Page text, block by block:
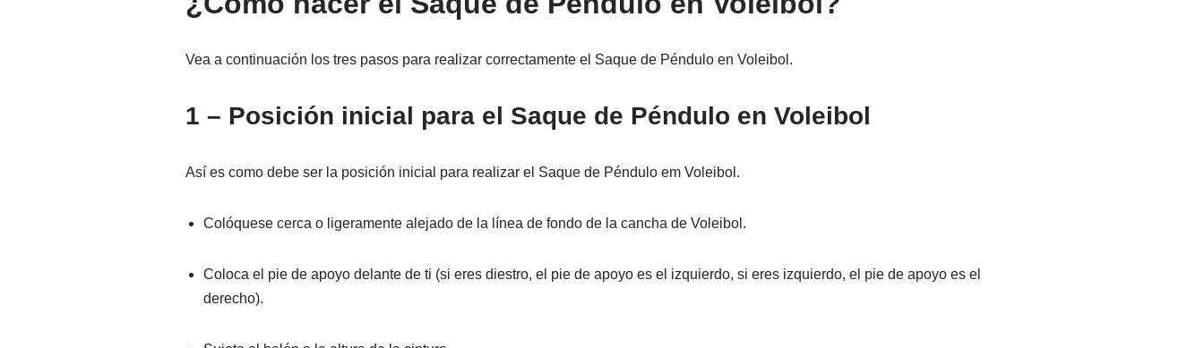
Vea a continuación los tres pasos para realizar correctamente el Saque de Péndulo en Voleibol.
1 – Posición inicial para el Saque de Péndulo en Voleibol
Así es como debe ser la posición inicial para realizar el Saque de Péndulo em Voleibol.
Colóquese cerca o ligeramente alejado de la línea de fondo de la cancha de Voleibol.
Coloca el pie de apoyo delante de ti (si eres diestro, el pie de apoyo es el izquierdo, si eres izquierdo, el pie de apoyo es el
derecho).